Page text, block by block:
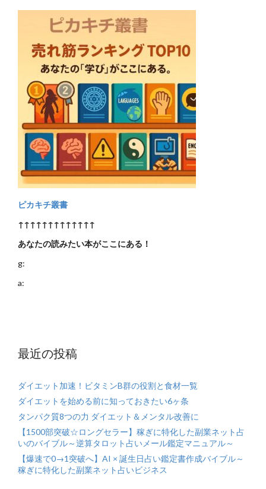
ピカキチ叢書
↑↑↑↑↑↑↑↑↑↑↑↑↑
あなたの読みたい本がここにある！
g:
a:
最近の投稿
ダイエット加速！ビタミンB群の役割と食材一覧
ダイエットを始める前に知っておきたい6ヶ条
タンパク質8つの力 ダイエット＆メンタル改善に
【1500部突破☆ロングセラー】稼ぎに特化した副業ネット占
いのバイブル～逆算タロット占いメール鑑定マニュアル～
【爆速で0→1突破へ】AI × 誕生日占い鑑定書作成バイブル～
稼ぎに特化した副業ネット占いビジネス